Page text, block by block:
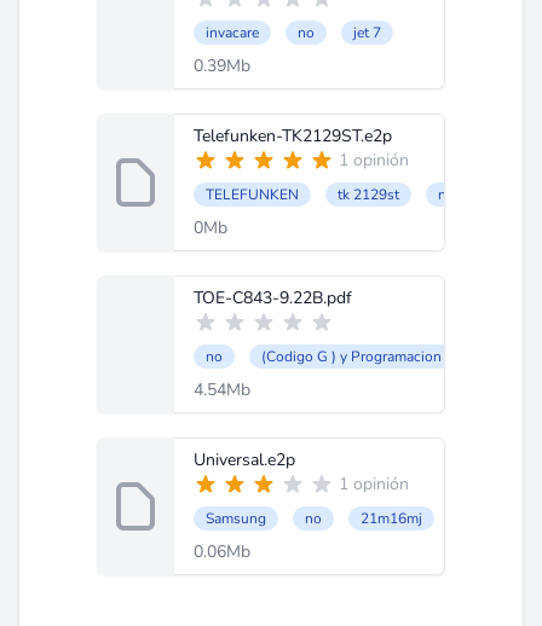
invacare no jet 7
0.39Mb
Telefunken-TK2129ST.e2p
1 opinión
TELEFUNKEN tk 2129st no
0Mb
TOE-C843-9.22B.pdf
no (Codigo G ) y Programacion CNC
4.54Mb
Universal.e2p
1 opinión
Samsung no 21m16mj
0.06Mb